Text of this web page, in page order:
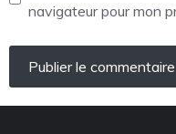
navigateur pour mon